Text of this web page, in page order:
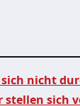
nicht
stellen sich